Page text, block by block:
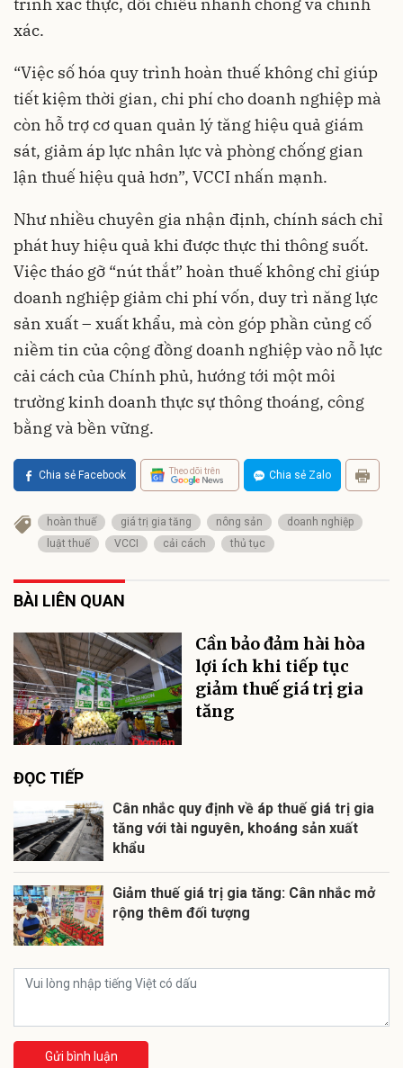
xác.
“Việc số hóa quy trình hoàn thuế không chỉ giúp
tiết kiệm thời gian, chi phí cho doanh nghiệp mà
còn hỗ trợ cơ quan quản lý tăng hiệu quả giám
sát, giảm áp lực nhân lực và phòng chống gian
lận thuế hiệu quả hơn”, VCCI nhấn mạnh.
Như nhiều chuyên gia nhận định, chính sách chỉ
phát huy hiệu quả khi được thực thi thông suốt.
Việc tháo gỡ “nút thắt” hoàn thuế không chỉ giúp
doanh nghiệp giảm chi phí vốn, duy trì năng lực
sản xuất – xuất khẩu, mà còn góp phần củng cố
niềm tin của cộng đồng doanh nghiệp vào nỗ lực
cải cách của Chính phủ, hướng tới một môi
trường kinh doanh thực sự thông thoáng, công
bằng và bền vững.
Chia sẻ Facebook Theo dõi trên Chia sẻ Zalo
hoàn thuế giá trị gia tăng nông sản
doanh nghiệp
luật thuế
VCCI cải cách thủ tục
BÀI LIÊN QUAN
Cần bảo đảm hài hòa
lợi ích khi tiếp tục
giảm thuế giá trị gia
tăng
ĐỌC TIẾP
Cân nhắc quy định về áp thuế giá trị gia
tăng với tài nguyên, khoáng sản xuất
khẩu
Giảm thuế giá trị gia tăng: Cân nhắc mở
rộng thêm đối tượng
Gửi bình luận